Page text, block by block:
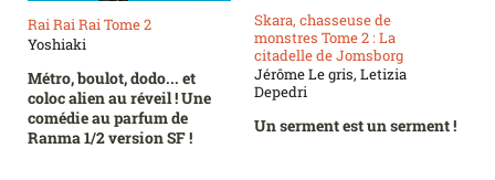
Rai Rai Rai Tome 2
Yoshiaki
Métro, boulot, dodo... et
coloc alien au réveil ! Une
comédie au parfum de
Ranma 1/2 version SF !
Skara, chasseuse de
monstres Tome 2 : La
citadelle de Jomsborg
Jérôme Le gris, Letizia
Depedri
Un serment est un serment !